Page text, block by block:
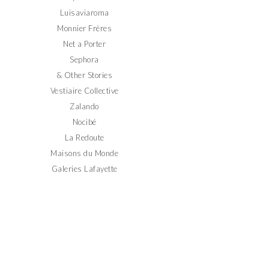
Luisaviaroma
Monnier Frères
Net a Porter
Sephora
& Other Stories
Vestiaire Collective
Zalando
Nocibé
La Redoute
Maisons du Monde
Galeries Lafayette